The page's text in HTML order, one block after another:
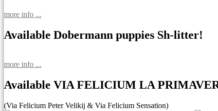
more info ...
Available Dobermann puppies Sh-litter!
more info ...
Available VIA FELICIUM LA
(Via Felicium Peter Velikij & Via Felicium Sensation)